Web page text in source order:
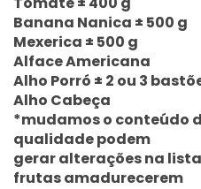
Banana Nanica ± 500 g
Mexerica ± 500 g
Alface Americana
Alho Porró ± 2 ou 3
Alho Cabeça
*mudamos o conteúdo
qualidade podem
gerar alterações na
frutas amadurecerem